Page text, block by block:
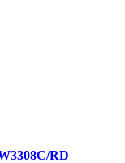
RD